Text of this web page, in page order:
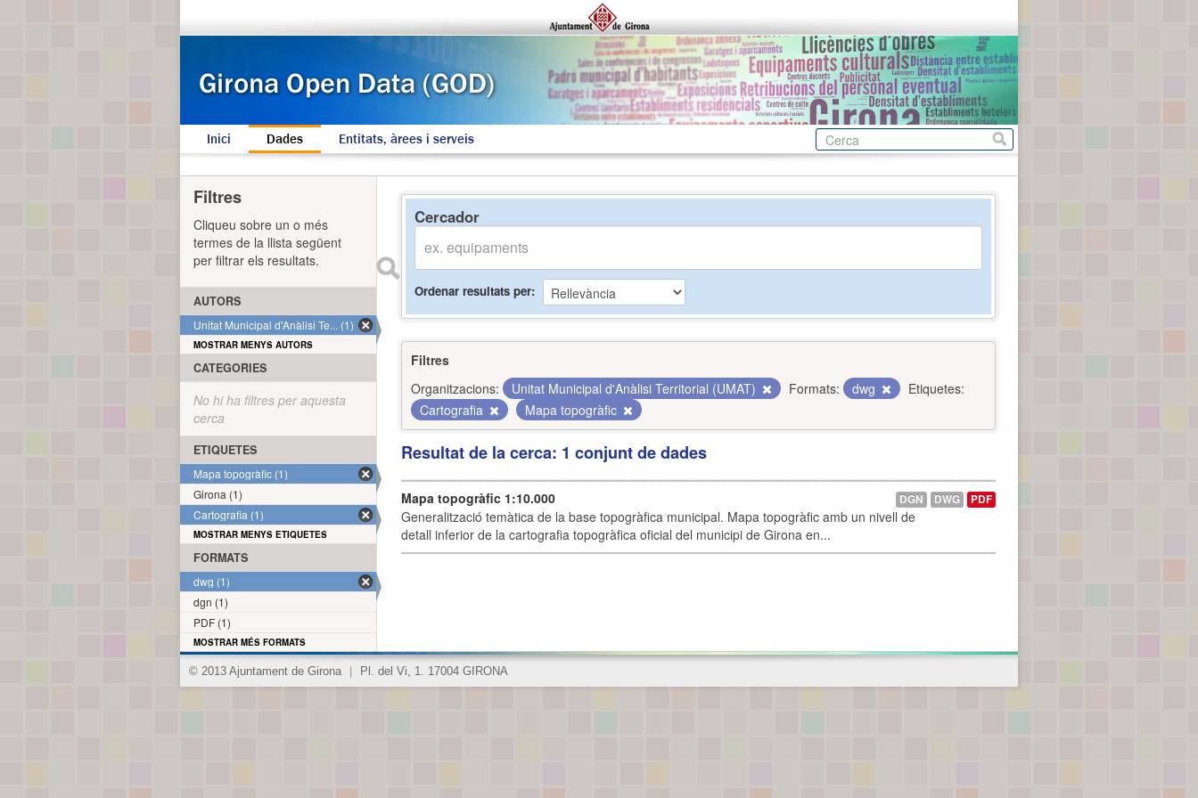
Inici Dades Entitats, àrees i serveis
Cercador
Ordenar resultats per
Filtres
Organitzacions:
Unitat Municipal d'Anàlisi Territorial (UMAT) Formats: dwg
Etiquetes:
Cartografia
Mapa topogràfic
Resultat de la cerca: 1 conjunt de dades
Mapa topogràfic 1:10.000
Generalització temàtica de la base topogràfica municipal. Mapa topogràfic amb un nivell de
detall inferior de la cartografia topogràfica oficial del municipi de Girona en...
DGN DWG PDF
Filtres
Cliqueu sobre un o més
termes de la llista següent
per filtrar els resultats.
AUTORS
Unitat Municipal d'Anàlisi Te... (1)
MOSTRAR MENYS AUTORS
CATEGORIES
No hi ha filtres per aquesta
cerca
ETIQUETES
Mapa topogràfic (1)
Girona (1)
Cartografia (1)
MOSTRAR MENYS ETIQUETES
FORMATS
dwg (1)
dgn (1)
PDF (1)
MOSTRAR MÉS FORMATS
© 2013 Ajuntament de Girona Pl. del Vi, 1. 17004 GIRONA